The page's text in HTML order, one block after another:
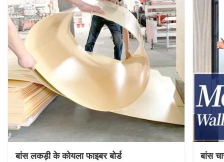
बांस लकड़ी के कोयला फाइबर बोर्ड बांस